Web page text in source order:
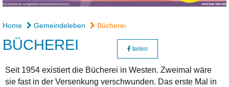
Home Gemeindeleben Bücherei
BÜCHEREI teilen
Seit 1954 existiert die Bücherei in Westen. Zweimal wäre
sie fast in der Versenkung verschwunden. Das erste Mal in